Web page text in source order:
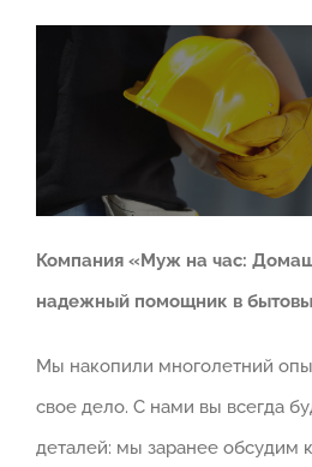
Компания «Муж на час:
надежный помощник в
Мы накопили многолетний
свое дело. С нами вы всегда
деталей: мы заранее обсудим